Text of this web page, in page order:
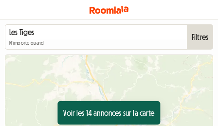
N'importe quand
Filtres
Voir les 14 annonces sur la carte